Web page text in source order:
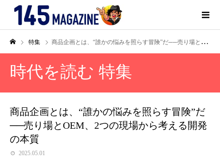
特集 商品企画とは、“誰かの悩みを照らす冒険”だ──売り場とOEM、2つの現場から考える開発の本質
時代を読む 特集
商品企画とは、“誰かの悩みを照らす冒険”だ
──売り場とOEM、2つの現場から考える開発
の本質
2025.05.01